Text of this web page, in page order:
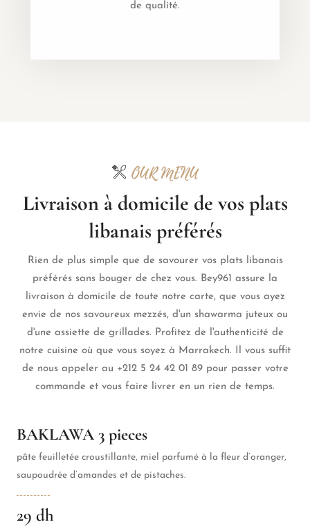
de qualité.
OUR MENU
Livraison à domicile de vos plats
libanais préférés
Rien de plus simple que de savourer vos plats libanais
préférés sans bouger de chez vous. Bey961 assure la
livraison à domicile de toute notre carte, que vous ayez
envie de nos savoureux mezzés, d'un shawarma juteux ou
d'une assiette de grillades. Profitez de l'authenticité de
notre cuisine où que vous soyez à Marrakech. Il vous suffit
de nous appeler au +212 5 24 42 01 89 pour passer votre
commande et vous faire livrer en un rien de temps.
BAKLAWA 3 pieces
pâte feuilletée croustillante, miel parfumé à la fleur d’oranger,
saupoudrée d’amandes et de pistaches.
29 dh